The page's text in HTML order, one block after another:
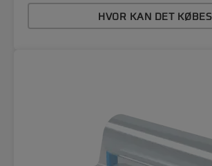
HVOR KAN DET KØBES